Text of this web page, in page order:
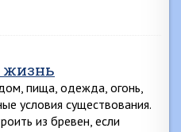
жизнь
пища, одежда, огонь,
условия существования.
из бревен, если